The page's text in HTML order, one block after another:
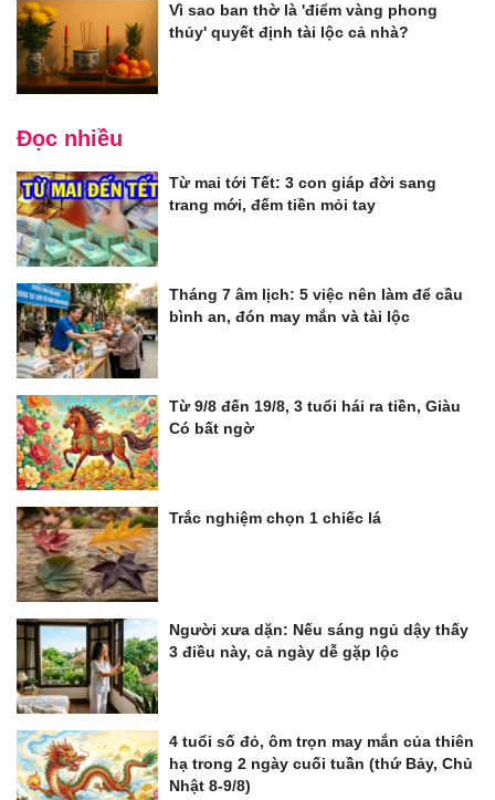
Vì sao ban thờ là 'điểm vàng phong
thủy' quyết định tài lộc cả nhà?
Đọc nhiều
Từ mai tới Tết: 3 con giáp đời sang
trang mới, đếm tiền mỏi tay
Tháng 7 âm lịch: 5 việc nên làm để cầu
bình an, đón may mắn và tài lộc
Từ 9/8 đến 19/8, 3 tuổi hái ra tiền, Giàu
Có bất ngờ
Trắc nghiệm chọn 1 chiếc lá
Người xưa dặn: Nếu sáng ngủ dậy thấy
3 điều này, cả ngày dễ gặp lộc
4 tuổi số đỏ, ôm trọn may mắn của thiên
hạ trong 2 ngày cuối tuần (thứ Bảy, Chủ
Nhật 8-9/8)